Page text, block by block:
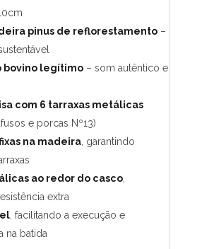
pinus de reflorestamento–
bovino legítimo– som autêntico e
com 6 tarraxas metálicas
e porcas Nº13)
na madeira, garantindo
ao redor do casco,
extra
, facilitando a execução e
na batida